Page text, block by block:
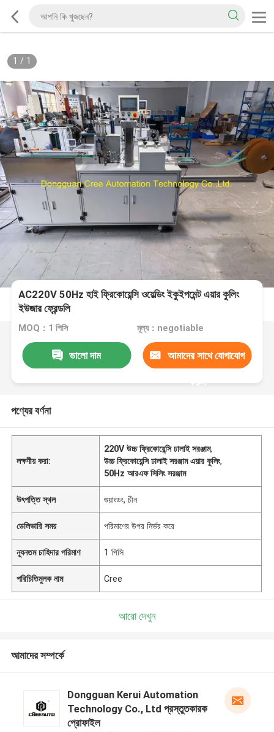
1 / 1
AC220V 50Hz হাই ফ্রিকোয়েন্সি ওয়েল্ডিং ইকুইপমেন্ট এয়ার কুলিং
ইউজার ফ্রেন্ডলি
MOQ：1 পিসি মূল্য：negotiable
ভালো দাম আমাদের সাথে যোগাযোগ
করুন
পণ্যের বর্ণনা
লক্ষণীয় করা:
220V উচ্চ ফ্রিকোয়েন্সি ঢালাই সরঞ্জাম,
উচ্চ ফ্রিকোয়েন্সি ঢালাই সরঞ্জাম এয়ার কুলিং,
50Hz আরএফ সিলিং সরঞ্জাম
উৎপত্তি স্থল গুয়াংডং, চীন
ডেলিভারি সময় পরিমাণের উপর নির্ভর করে
ন্যূনতম চাহিদার পরিমাণ 1 পিসি
পরিচিতিমুলক নাম Cree
আরো দেখুন
আমাদের সম্পর্কে
Dongguan Kerui Automation
Technology Co., Ltd প্রস্তুতকারক
প্রোফাইল